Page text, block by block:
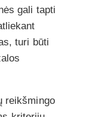
gali tapti
turi būti
reikšmingo